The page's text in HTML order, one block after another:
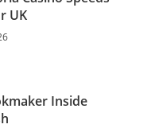
UK
Inside